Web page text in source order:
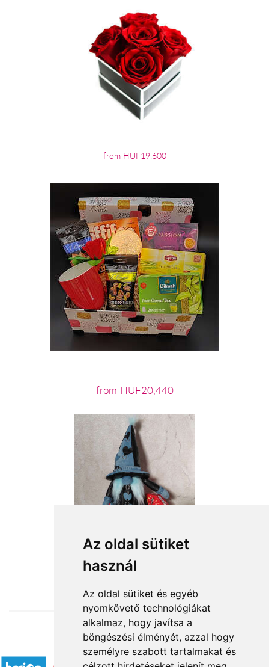
Az oldal sütiket
használ
Az oldal sütiket és egyéb
nyomkövető technológiákat
alkalmaz, hogy javítsa a
böngészési élményét, azzal hogy
személyre szabott tartalmakat és
from HUF19,600
from HUF20,440
from HUF18,360
Accepted payment methods